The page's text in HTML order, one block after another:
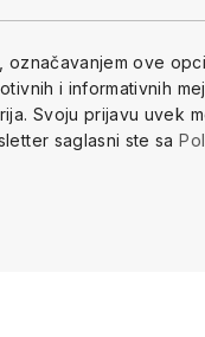
označavanjem ove
i informativnih
Svoju prijavu uvek
saglasni ste sa